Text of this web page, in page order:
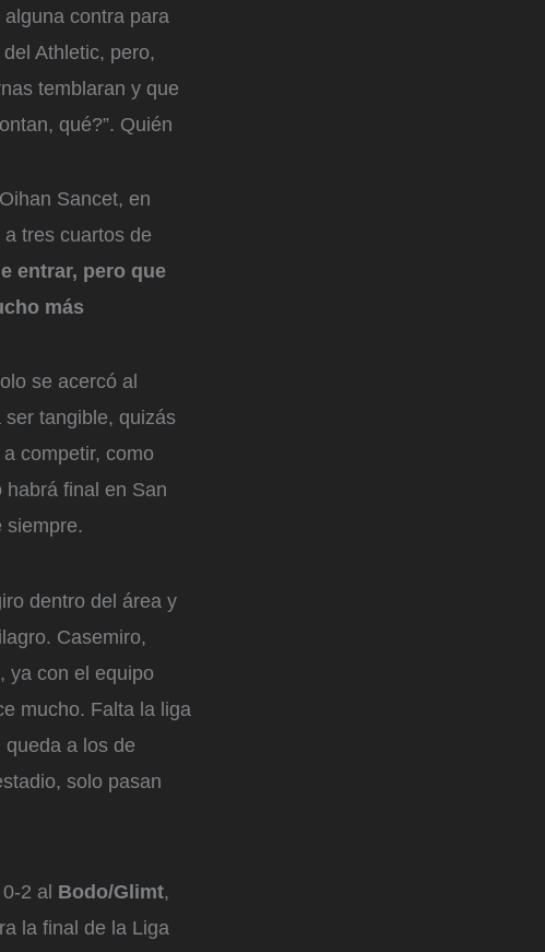
contra para
Athletic, pero,
temblaran y que
qué?”. Quién
Sancet, en
tres cuartos de
entrar, pero que
más
se acercó al
tangible, quizás
competir, como
final en San
siempre.
dentro del área y
Casemiro,
ya con el equipo
mucho. Falta la liga
a los de
solo pasan
2 al Bodo/Glimt,
la final de la Liga